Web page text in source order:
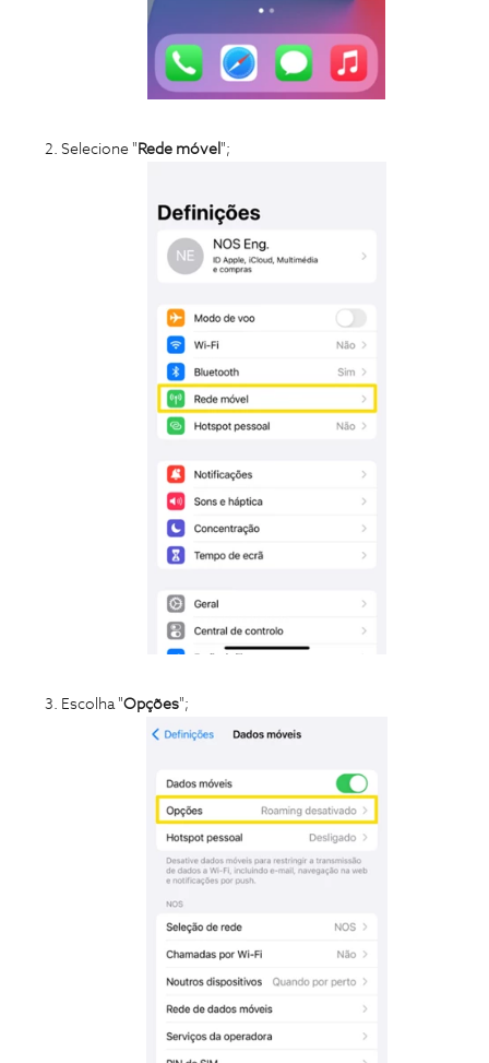
Selecione " Rede móvel ";
Escolha "Opções";